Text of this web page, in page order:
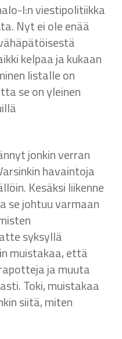
l:n viestipolitiikka
Nyt ei ole enää
kelpaa ja kukaan
listalle on
se on yleinen
jonkin verran
havaintoja
Kesäksi liikenne
se johtuu varmaan
syksyllä
muistakaa, että
ja muuta
Toki, muistakaa
siitä, miten